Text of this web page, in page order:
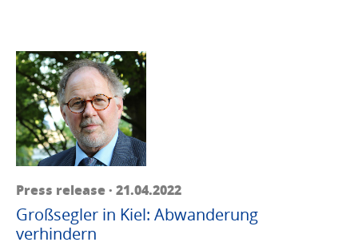
Press release · 21.04.2022
Großsegler in Kiel: Abwanderung
verhindern